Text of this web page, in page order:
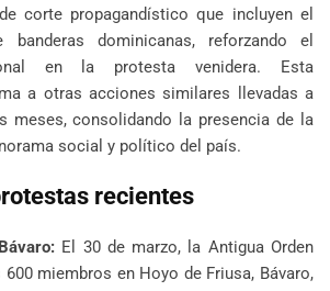
corte propagandístico que incluyen el
banderas dominicanas, reforzando el
en la protesta venidera. Esta
a otras acciones similares llevadas a
meses, consolidando la presencia de la
social y político del país.
recientes
El 30 de marzo, la Antigua Orden
miembros en Hoyo de Friusa, Bávaro,